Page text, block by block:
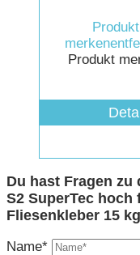
Produkt
merken
Produkt
Du hast Fragen
S2 SuperTec
Fliesenkleber 15
Name*